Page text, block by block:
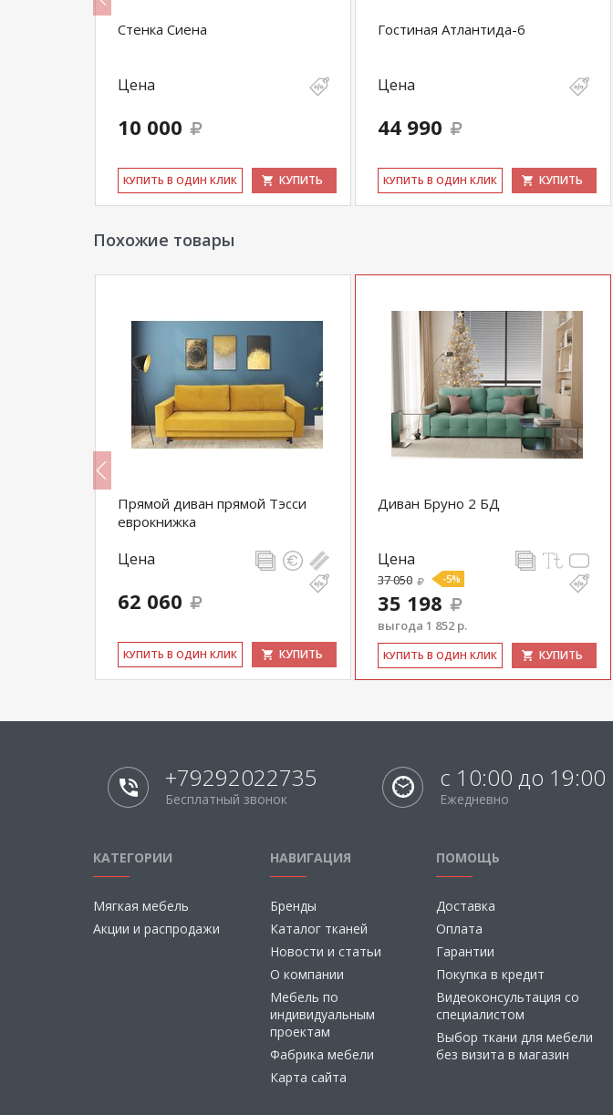
Стенка Сиена
Цена
10 000
КУ­ПИТЬ В ОДИН КЛИК КУПИТЬ
Гостиная Атлантида-6
Цена
44 990
КУ­ПИТЬ В ОДИН КЛИК КУПИТЬ
Похожие товары
Прямой диван прямой Тэсси
еврокнижка
Цена
62 060
КУ­ПИТЬ В ОДИН КЛИК КУПИТЬ
Диван Бруно 2 БД
Цена
37 050 -5%
35 198
выгода 1 852 р.
КУ­ПИТЬ В ОДИН КЛИК КУПИТЬ
+79292022735
Бесплатный звонок
с 10:00 до 19:00
Ежедневно
КАТЕГОРИИ
Мягкая мебель
Акции и распродажи
НАВИГАЦИЯ
Бренды
Каталог тканей
Новости и статьи
О компании
Мебель по
индивидуальным
проектам
Фабрика мебели
Карта сайта
ПОМОЩЬ
Доставка
Оплата
Гарантии
Покупка в кредит
Видеоконсультация со
специалистом
Выбор ткани для мебели
без визита в магазин